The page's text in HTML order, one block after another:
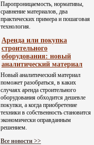
Паропроницаемость, нормативы,
сравнение материалов, два
практических примера и пошаговая
технология.
Аренда или покупка
строительного
оборудования: новый
аналитический материал
Новый аналитический материал
поможет разобраться, в каких
случаях аренда строительного
оборудования обходится дешевле
покупки, а когда приобретение
техники в собственность становится
экономически оправданным
решением.
Все новости >>